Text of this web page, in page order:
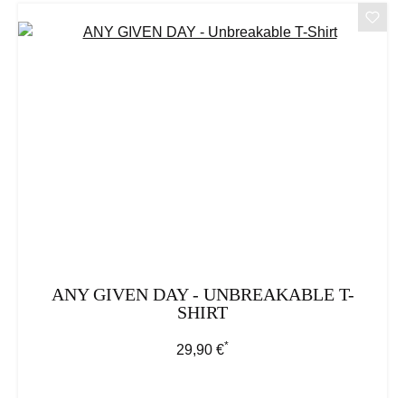
ANY GIVEN DAY - UNBREAKABLE T-
SHIRT
Regulärer Preis:
29,90 €*